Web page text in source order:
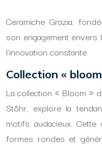
Ceramiche Grazia,
son engagement envers
l’innovation constante.
Collection «
La collection « Bloom »
Stöhr, explore la
motifs audacieux.
formes rondes et